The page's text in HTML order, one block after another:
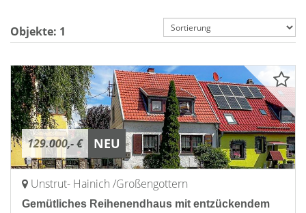
Objekte: 1
129.000,- € NEU
Unstrut- Hainich /Großengottern
Gemütliches Reihenendhaus mit entzückendem